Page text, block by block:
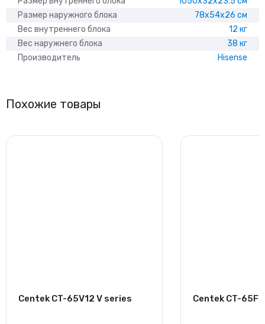
Размер наружного блока
78x54x26 см
Вес внутреннего блока
12 кг
Вес наружнего блока
38 кг
Производитель
Hisense
Похожие товары
Centek CT-65V12 V series Centek CT-